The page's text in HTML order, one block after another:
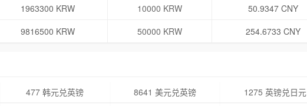
1963300 KRW 10000 KRW
50.9347 CNY
9816500 KRW 50000 KRW 254.6733 CNY
477 韩元兑英镑 8641 美元兑英镑
1275 英镑兑日元